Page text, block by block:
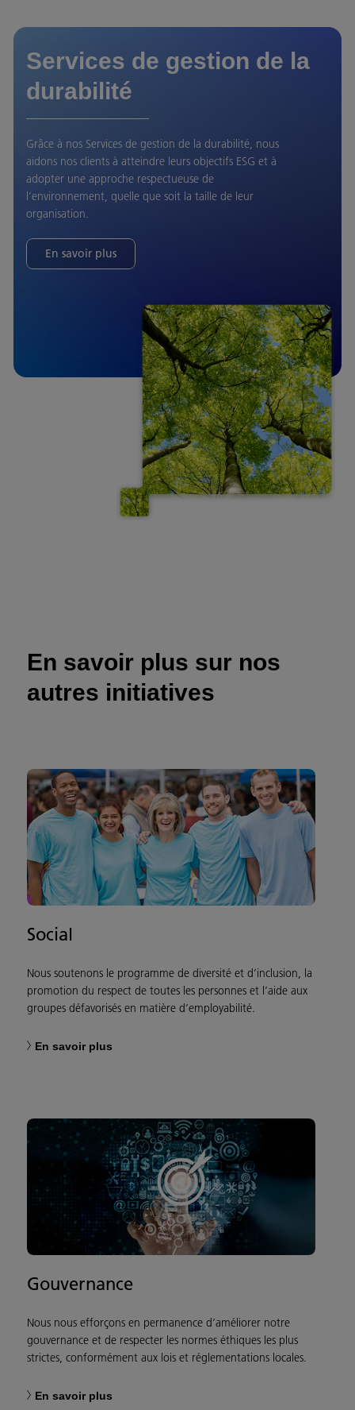
Services de gestion de la
durabilité
Grâce à nos Services de gestion de la durabilité, nous
aidons nos clients à atteindre leurs objectifs ESG et à
adopter une approche respectueuse de
l’environnement, quelle que soit la taille de leur
organisation.
En savoir plus
En savoir plus sur nos
autres initiatives
Social
Nous soutenons le programme de diversité et d’inclusion, la
promotion du respect de toutes les personnes et l’aide aux
groupes défavorisés en matière d’employabilité.
En savoir plus
Gouvernance
Nous nous efforçons en permanence d’améliorer notre
gouvernance et de respecter les normes éthiques les plus
strictes, conformément aux lois et réglementations locales.
En savoir plus